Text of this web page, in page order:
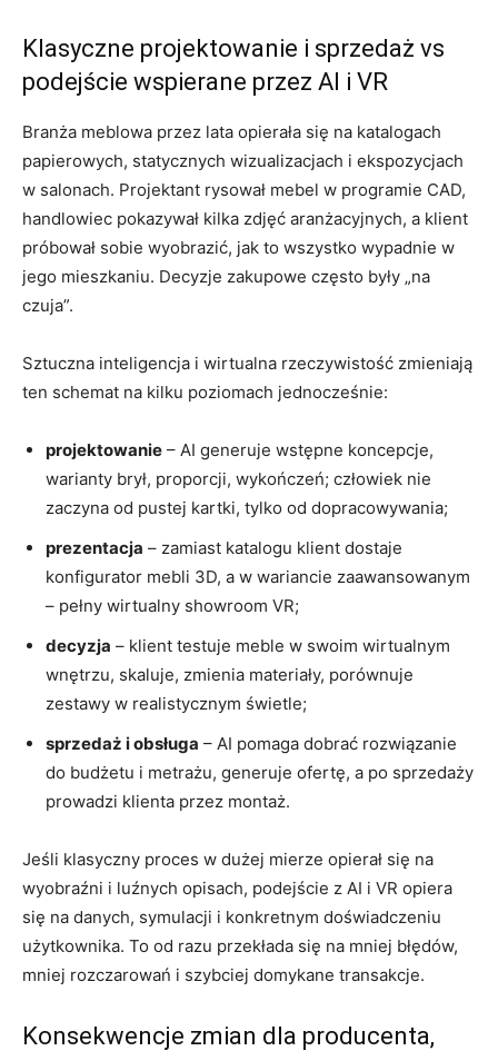
Klasyczne projektowanie i sprzedaż vs
podejście wspierane przez AI i VR
Branża meblowa przez lata opierała się na katalogach
papierowych, statycznych wizualizacjach i ekspozycjach
w salonach. Projektant rysował mebel w programie CAD,
handlowiec pokazywał kilka zdjęć aranżacyjnych, a klient
próbował sobie wyobrazić, jak to wszystko wypadnie w
jego mieszkaniu. Decyzje zakupowe często były „na
czuja”.
Sztuczna inteligencja i wirtualna rzeczywistość zmieniają
ten schemat na kilku poziomach jednocześnie:
projektowanie – AI generuje wstępne koncepcje,
warianty brył, proporcji, wykończeń; człowiek nie
zaczyna od pustej kartki, tylko od dopracowywania;
prezentacja – zamiast katalogu klient dostaje
konfigurator mebli 3D, a w wariancie zaawansowanym
– pełny wirtualny showroom VR;
decyzja – klient testuje meble w swoim wirtualnym
wnętrzu, skaluje, zmienia materiały, porównuje
zestawy w realistycznym świetle;
sprzedaż i obsługa – AI pomaga dobrać rozwiązanie
do budżetu i metrażu, generuje ofertę, a po sprzedaży
prowadzi klienta przez montaż.
Jeśli klasyczny proces w dużej mierze opierał się na
wyobraźni i luźnych opisach, podejście z AI i VR opiera
się na danych, symulacji i konkretnym doświadczeniu
użytkownika. To od razu przekłada się na mniej błędów,
mniej rozczarowań i szybciej domykane transakcje.
Konsekwencje zmian dla producenta,